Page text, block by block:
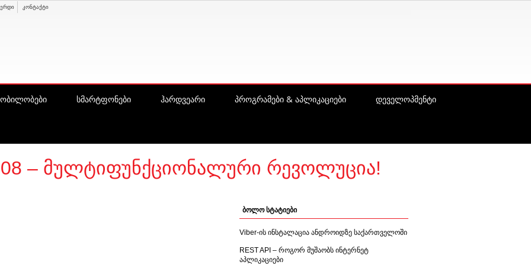
კონტაქტი
სმარტფონები ჰარდვეარი პროგრამები & აპლიკაციები დეველოპმენტი
– მულტიფუნქციონალური რევოლუცია!
ბოლო სტატიები
Viber-ის ინსტალაცია ანდროიდზე საქართველოში
REST API – როგორ მუშაობს ინტერნეტ
აპლიკაციები